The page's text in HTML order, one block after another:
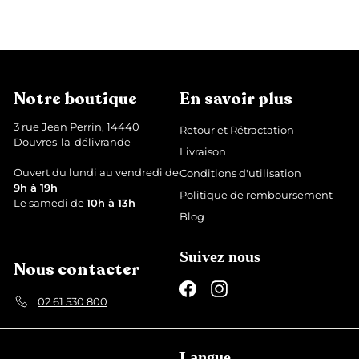
r
r
d
e
2
r
u
l
i
r
9
Notre boutique
3 rue Jean Perrin, 14440
Douvres-la-délivrande
Ouvert du lundi au vendredi de
9h à 19h
Le samedi de10h à 13h
En savoir plus
Retour et Rétractation
Livraison
Conditions d'utilisation
Politique de remboursement
Blog
Nous contacter
02 61 530 800
Suivez nous
FacebookInstagram